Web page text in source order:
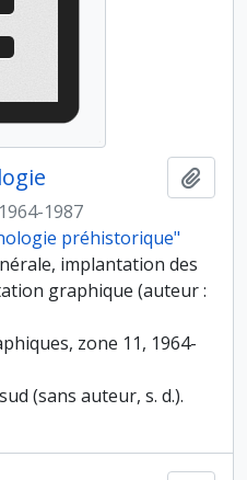
1964-1987
préhistorique"
implantation des
graphique (auteur :
zone 11, 1964-
(sans auteur, s. d.).